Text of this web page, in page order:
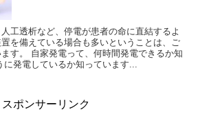
工透析など、停電が患者の命に直結するよ
を備えている場合も多いということは、ご
す。 自家発電って、何時間発電できるか知
発電しているか知っています...
スポンサーリンク